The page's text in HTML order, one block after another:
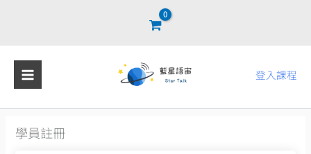
登入課程
學員註冊